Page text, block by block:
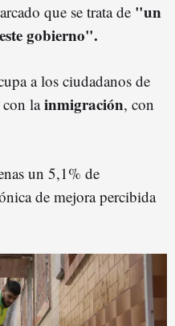
que se trata de "un
gobierno".
a los ciudadanos de
con lainmigración, con
un 5,1% de
de mejora percibida